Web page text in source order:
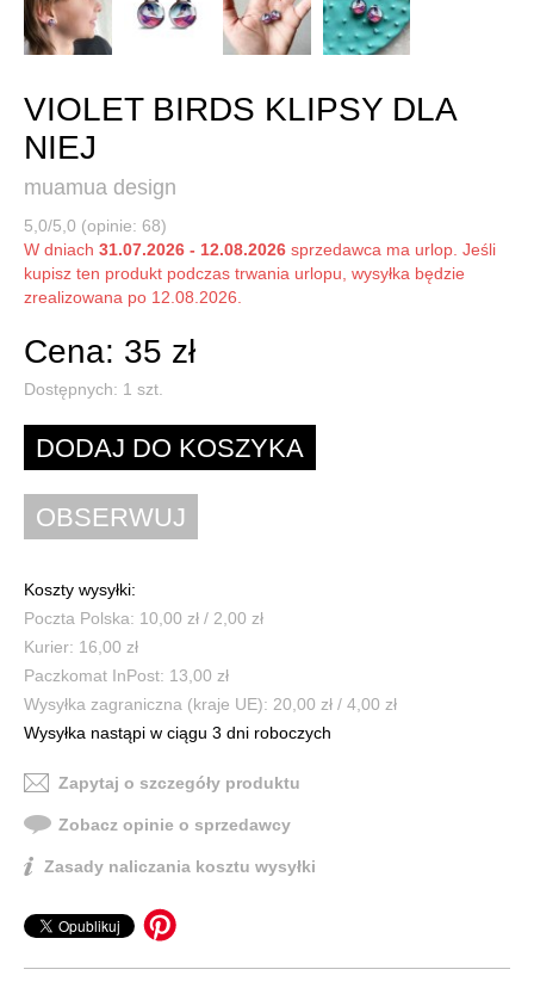
VIOLET BIRDS KLIPSY DLA
NIEJ
muamua design
5,0/5,0 (opinie: 68)
W dniach 31.07.2026 - 12.08.2026 sprzedawca ma urlop. Jeśli
kupisz ten produkt podczas trwania urlopu, wysyłka będzie
zrealizowana po 12.08.2026.
Cena: 35 zł
Dostępnych: 1 szt.
Koszty wysyłki:
Poczta Polska: 10,00 zł / 2,00 zł
Kurier: 16,00 zł
Paczkomat InPost: 13,00 zł
Wysyłka zagraniczna (kraje UE): 20,00 zł / 4,00 zł
Wysyłka nastąpi w ciągu 3 dni roboczych
Zapytaj o szczegóły produktu
Zobacz opinie o sprzedawcy
Zasady naliczania kosztu wysyłki